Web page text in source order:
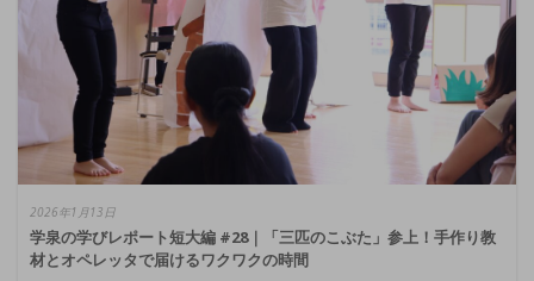
2026年1月13日
学泉の学びレポート短大編 #28｜「三匹のこぶた」参上！手作り教
材とオペレッタで届けるワクワクの時間